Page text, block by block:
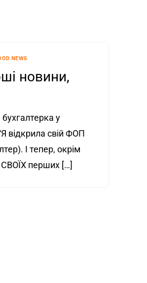
NEWS
новини,
у
відкрила свій ФОП
І тепер, окрім
СВОЇХ перших […]